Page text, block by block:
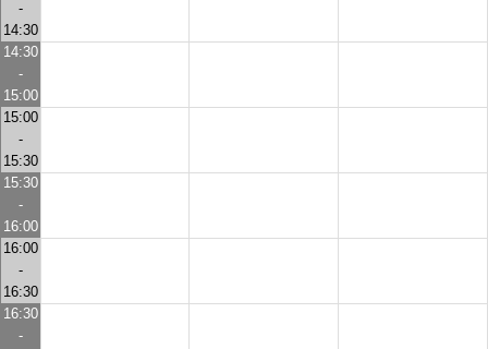
-
14:30
14:30
-
15:00
15:00
-
15:30
15:30
-
16:00
16:00
-
16:30
16:30
-